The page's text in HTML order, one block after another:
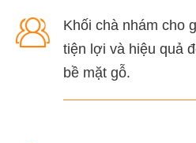

Khối chà nhám cho
tiện lợi và hiệu quả
bề mặt gỗ.